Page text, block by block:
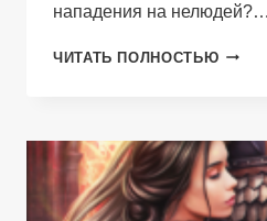
нападения на нелюдей?…
ЧИТАТЬ ПОЛНОСТЬЮ